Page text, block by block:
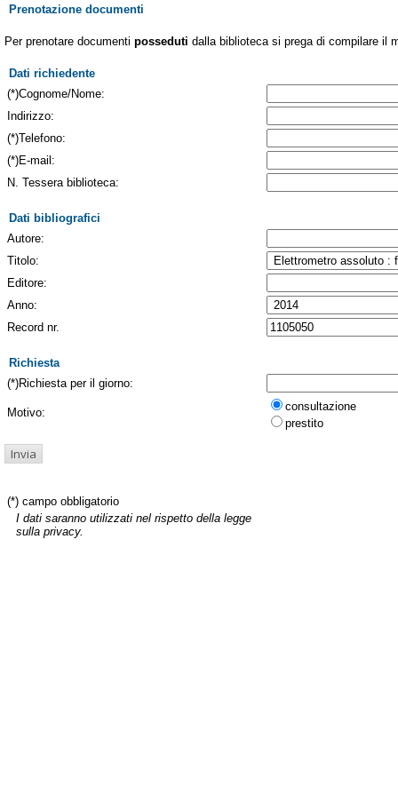
Prenotazione documenti
Per prenotare documenti posseduti dalla biblioteca si prega di compilare il
Dati richiedente
(*)Cognome/Nome:
Indirizzo:
(*)Telefono:
(*)E-mail:
N. Tessera biblioteca:
Dati bibliografici
Autore:
Titolo:
Editore:
Anno:
Record nr.
Richiesta
(*)Richiesta per il giorno:
Motivo:
consultazione
prestito
(*) campo obbligatorio
I dati saranno utilizzati nel rispetto della legge
sulla privacy.